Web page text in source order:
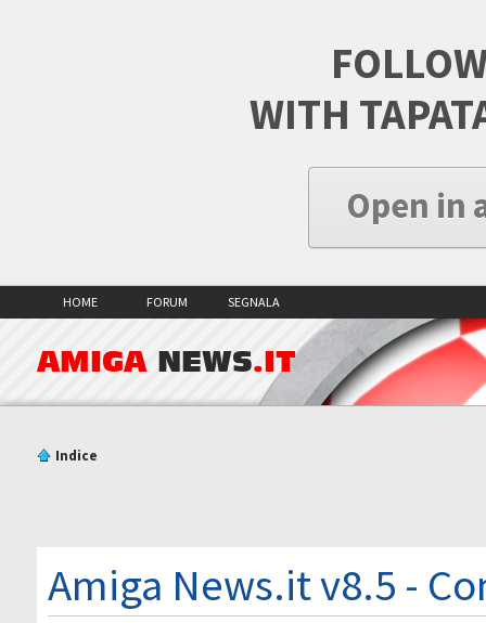
WITH
Open in
HOME FORUM SEGNALA
AMIGA NEWS.IT
Indice
Amiga News.it v8.5 -